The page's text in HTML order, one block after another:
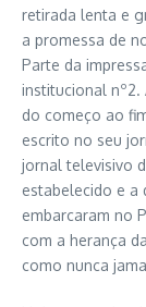
retirada lenta e
a promessa de
Parte da
institucional nº2.
do começo ao
escrito no seu
jornal televisivo
estabelecido e a
embarcaram no
com a herança
como nunca